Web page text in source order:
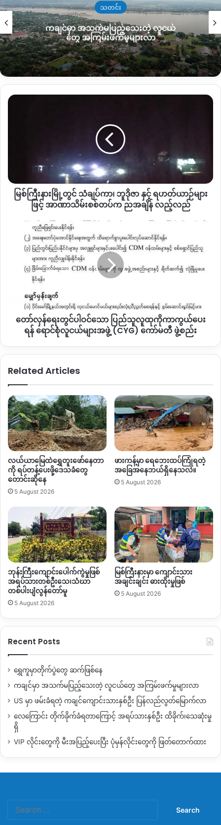
သတင်းပေးတွေကြောင့်ဘဲ နေမှာပါ။” ဟု ဒေသခံများကပြောသည်။
အာဏာသိမ်းစစ်တပ်ကို ဆန့်ကျင်သော ကချင်ပြည်နယ်ရှိ ပြည်
သူများသည် အာဏာသိမ်းစစ်တပ်၏ ဖမ်းဆီးခြင်းမခံရအောင် နည်း
လမ်းမျိုးစုံဖြင့် ဆက်လက် သပိတ်ဆင်နွဲနေကြောင်း သိရသည်။
Copy URL
သတင်း
ကချင်မှာ အသက်မပြည့်သေးတဲ့ လူငယ်
တွေ အကြမ်းဖက်မှုများလာ
မြစ်
နှင့်
ရဟတ်ယာဉ်
များ
အာဏာသိမ်း
စစ်တပ်
မြစ်ကြီးနားမြို့တွင် သံချပ်ကာ၊ ဘူဒိုဇာ နှင့် ရဟတ်ယာဉ်များ
ဖြင့် အာဏာသိမ်းစစ်တပ်က ညအချိန် လည့်လည်
တော်လှန်ရေး
ပြည်သူလူထု
ရောင်စုံ
(CYG)
တော်လှန်ရေးတွင်ပါဝင်သော ပြည်သူလူထုကိုကာကွယ်ပေး
ရန် ရောင်စုံလူငယ်များအဖွဲ့ (CYG) ကော်မတီ ဖွဲ့စည်း
Related Articles
လယ်ယာမြေထဲရွှေတူးဖော်နေတာ
ကို ရပ်တန့်ပေးဖို့ဒေသခံတွေ
တောင်းဆိုနေ
5 August 2026
ဖားကန့်မှာ ရေဘေးထပ်ကြုံရတဲ့
အခြေအနေဘယ်ရှိနေသလဲ။
5 August 2026
ဘုန်းကြီးကျောင်းပေါက်ကွဲမှုဖြစ်
အရပ်သားတစ်ဦးသေ၊သံဃာ
တစ်ပါးပျံလွန်တော်မူ
5 August 2026
မြစ်ကြီးနားမှာ ကျောင်းသား
အချင်းချင်း ဓားထိုးမှုဖြစ်
5 August 2026
Recent Posts
ရွှေကူမှာတိုက်ပွဲတွေ ဆက်ဖြစ်နေ
ကချင်မှာ အသက်မပြည့်သေးတဲ့ လူငယ်တွေ အကြမ်းဖက်မှုများလာ
US မှာ ဖမ်းခံရတဲ့ ကချင်ကျောင်းသားနှစ်ဦး ပြန်လည်လွတ်မြောက်လာ
လေကြောင်း တိုက်ခိုက်ခံရတာကြောင့် အရပ်သားနှစ်ဦး ထိခိုက်၊သေဆုံးမှု
ရှိ
VIP လိုင်းတွေကို မီးအပြည့်ပေးပြီး ပုံမှန်လိုင်းတွေကို ဖြတ်တောက်ထား